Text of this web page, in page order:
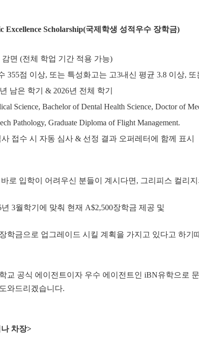
Excellence Scholarship(국제학생 성적우수 장학금)
면 (전체 학업 기간 적용 가능)
355점 이상, 또는 특성화고는 고3내신 평균 3.8 이상, 또
남은 학기 & 2026년 전체 학기
Science, Bachelor of Dental Health Science, Doctor of
Pathology, Graduate Diploma of Flight Management.
접수 시 자동 심사 & 선정 결과 오퍼레터에 함께 표시
로 입학이 어려우신 분들이 계시다면, 그리피스 컬리
3월학기에 맞춰 현재 A$2,500장학금 제공 및
학금으로 업그레이드 시킬 계획을 가지고 있다고 하기
교 공식 에이전트이자 우수 에이전트인 iBN유학으로
와드리겠습니다.
차장>